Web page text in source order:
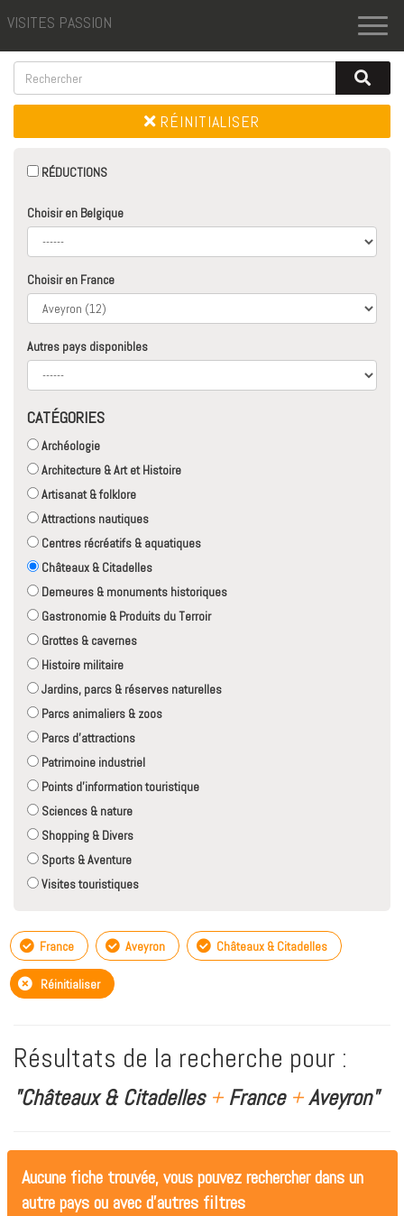
VISITES PASSION
RÉINITIALISER
RÉDUCTIONS
Choisir en Belgique
Choisir en France
Autres pays disponibles
CATÉGORIES
Archéologie
Architecture & Art et Histoire
Artisanat & folklore
Attractions nautiques
Centres récréatifs & aquatiques
Châteaux & Citadelles
Demeures & monuments historiques
Gastronomie & Produits du Terroir
Grottes & cavernes
Histoire militaire
Jardins, parcs & réserves naturelles
Parcs animaliers & zoos
Parcs d'attractions
Patrimoine industriel
Points d'information touristique
Sciences & nature
Shopping & Divers
Sports & Aventure
Visites touristiques
France Aveyron Châteaux & Citadelles
Réinitialiser
Résultats de la recherche pour :
"Châteaux & Citadelles +France +Aveyron"
Aucune fiche trouvée, vous pouvez rechercher dans un
autre pays ou avec d'autres filtres